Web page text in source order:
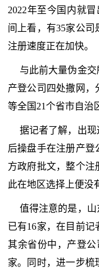
2022年至今国内就
间上看，有35家公
注册速度正在加快。
与此前大量伪金
产登公司四处撒网，
等全国21个省市自治
据记者了解，出
后操盘手在注册产登
方政府批文，整个注
此在地区选择上便没
值得注意的是，山
已有16家，在目前记
其余省份中，产登
家。同时，进一步梳